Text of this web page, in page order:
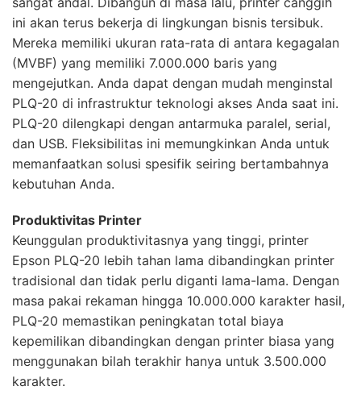
ini akan terus bekerja di lingkungan bisnis tersibuk.
Mereka memiliki ukuran rata-rata di antara kegagalan
(MVBF) yang memiliki 7.000.000 baris yang
mengejutkan. Anda dapat dengan mudah menginstal
PLQ-20 di infrastruktur teknologi akses Anda saat ini.
PLQ-20 dilengkapi dengan antarmuka paralel, serial,
dan USB. Fleksibilitas ini memungkinkan Anda untuk
memanfaatkan solusi spesifik seiring bertambahnya
kebutuhan Anda.
Produktivitas Printer
Keunggulan produktivitasnya yang tinggi, printer
Epson PLQ-20 lebih tahan lama dibandingkan printer
tradisional dan tidak perlu diganti lama-lama. Dengan
masa pakai rekaman hingga 10.000.000 karakter hasil,
PLQ-20 memastikan peningkatan total biaya
kepemilikan dibandingkan dengan printer biasa yang
menggunakan bilah terakhir hanya untuk 3.500.000
karakter.